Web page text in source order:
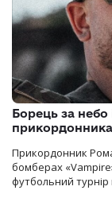
Борець за небо
Прикордонник
бомберах
футбольний